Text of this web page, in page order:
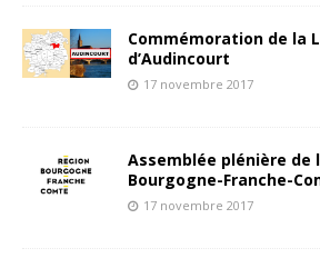
Commémoration de la
d’Audincourt
17 novembre 2017
Assemblée plénière de
Bourgogne-Franche-
17 novembre 2017